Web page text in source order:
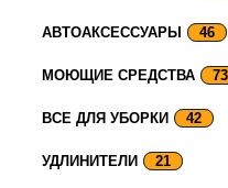
АВТОАКСЕССУАРЫ 46
МОЮЩИЕ СРЕДСТВА 73
ВСЕ ДЛЯ УБОРКИ 42
УДЛИНИТЕЛИ 21